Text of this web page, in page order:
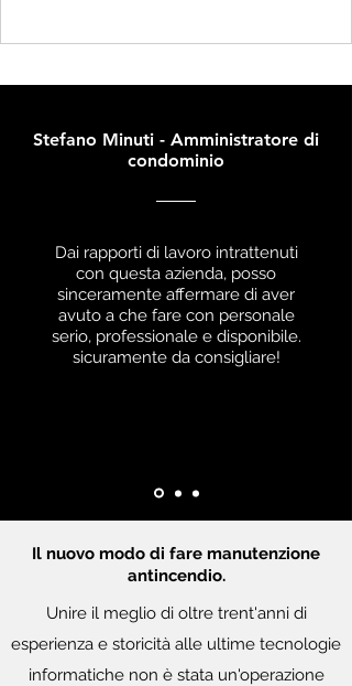
Stefano Minuti - Amministratore di
condominio
Dai rapporti di lavoro intrattenuti
con questa azienda, posso
sinceramente affermare di aver
avuto a che fare con personale
serio, professionale e disponibile.
sicuramente da consigliare!
Il nuovo modo di fare manutenzione
antincendio.
Unire il meglio di oltre trent'anni di
esperienza e storicità alle ultime tecnologie
informatiche non è stata un'operazione